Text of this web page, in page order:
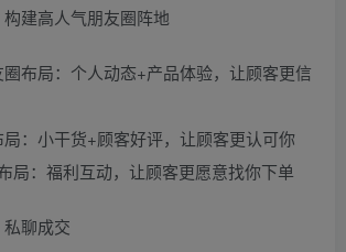
建高人气朋友圈阵地
布局：个人动态+产品体验，让顾客更信
：小干货+顾客好评，让顾客更认可你
局：福利互动，让顾客更愿意找你下单
聊成交